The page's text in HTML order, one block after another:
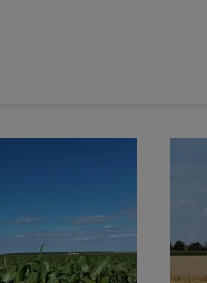
plantes qui résistent à
2l/ha. Le produit Racer
est de 95 €/ha.